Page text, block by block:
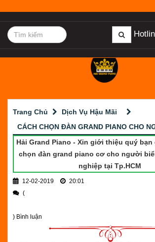
Trang Chủ
Dịch Vụ Hậu Mãi
CÁCH CHỌN ĐÀN GRAND PIANO CHO
Hải Grand Piano - Xin giới thiệu quý
chọn đàn grand piano cơ cho người
nghiệp tại Tp.HCM
12-02-2019
20:01
(
) Bình luận